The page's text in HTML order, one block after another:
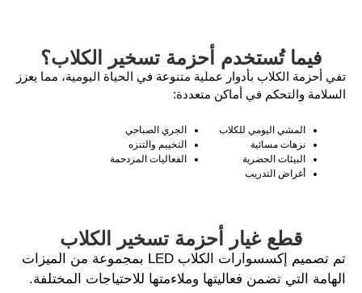
فيما تُستخدم أحزمة تسخير الكلاب؟
تفي أحزمة الكلاب بأدوار عملية متنوعة في الحياة اليومية، مما يعزز
السلامة والتحكم في أماكن متعددة:
المشي اليومي للكلاب
نزهات مسائية
البيئات الحضرية
أغراض التدريب
الجري الصباحي
التخييم والتنزه
الفعاليات المزدحمة
قطع غيار أحزمة تسخير الكلاب
تم تصميم إكسسوارات الكلاب LED بمجموعة من الميزات
الهامة التي تضمن فعاليتها وملاءمتها للاحتياجات المختلفة.